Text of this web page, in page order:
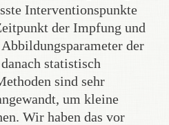
Interventionspunkte
der Impfung und
der
statistisch
sind sehr
um kleine
Wir haben das vor